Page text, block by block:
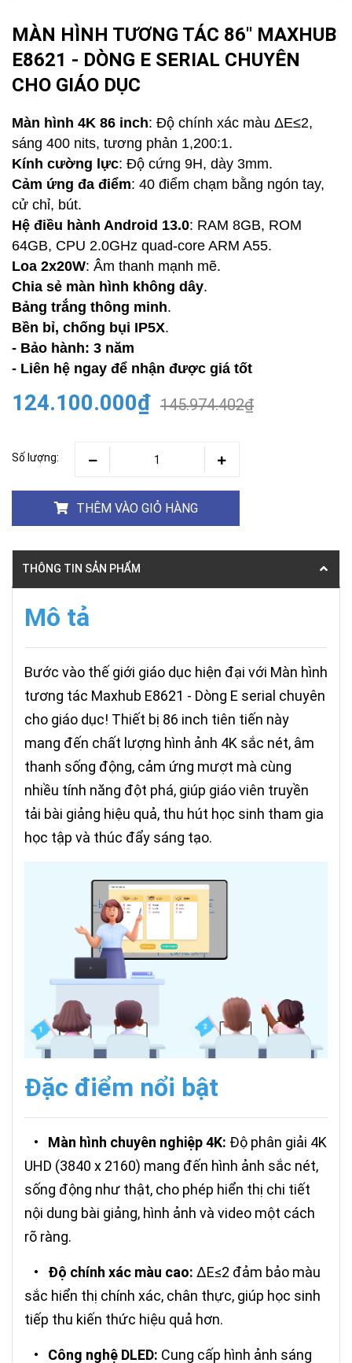
MÀN HÌNH TƯƠNG TÁC 86'' MAXHUB
E8621 - DÒNG E SERIAL CHUYÊN
CHO GIÁO DỤC
Màn hình 4K 86 inch: Độ chính xác màu ΔE≤2,
sáng 400 nits, tương phản 1,200:1.
Kính cường lực: Độ cứng 9H, dày 3mm.
Cảm ứng đa điểm: 40 điểm chạm bằng ngón tay,
cử chỉ, bút.
Hệ điều hành Android 13.0: RAM 8GB, ROM
64GB, CPU 2.0GHz quad-core ARM A55.
Loa 2x20W: Âm thanh mạnh mẽ.
Chia sẻ màn hình không dây.
Bảng trắng thông minh.
Bền bỉ, chống bụi IP5X.
- Bảo hành: 3 năm
- Liên hệ ngay để nhận được giá tốt
124.100.000₫ 145.974.402₫
Số lượng:
THÊM VÀO GIỎ HÀNG
THÔNG TIN SẢN PHẨM
Mô tả
Bước vào thế giới giáo dục hiện đại với Màn hình
tương tác Maxhub E8621 - Dòng E serial chuyên
cho giáo dục! Thiết bị 86 inch tiên tiến này
mang đến chất lượng hình ảnh 4K sắc nét, âm
thanh sống động, cảm ứng mượt mà cùng
nhiều tính năng đột phá, giúp giáo viên truyền
tải bài giảng hiệu quả, thu hút học sinh tham gia
học tập và thúc đẩy sáng tạo.
Đặc điểm nổi bật
• Màn hình chuyên nghiệp 4K: Độ phân giải 4K
UHD (3840 x 2160) mang đến hình ảnh sắc nét,
sống động như thật, cho phép hiển thị chi tiết
nội dung bài giảng, hình ảnh và video một cách
rõ ràng.
• Độ chính xác màu cao: ΔE≤2 đảm bảo màu
sắc hiển thị chính xác, chân thực, giúp học sinh
tiếp thu kiến thức hiệu quả hơn.
• Công nghệ DLED: Cung cấp hình ảnh sáng